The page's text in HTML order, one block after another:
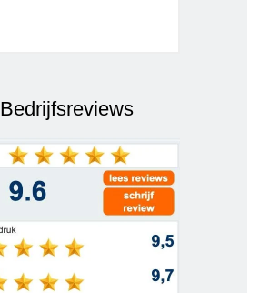
Bedrijfsreviews